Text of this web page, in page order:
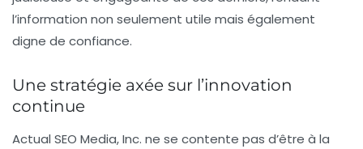
l’information non seulement utile mais également
digne de confiance.
Une stratégie axée sur l’innovation
continue
Actual SEO Media, Inc. ne se contente pas d’être à la